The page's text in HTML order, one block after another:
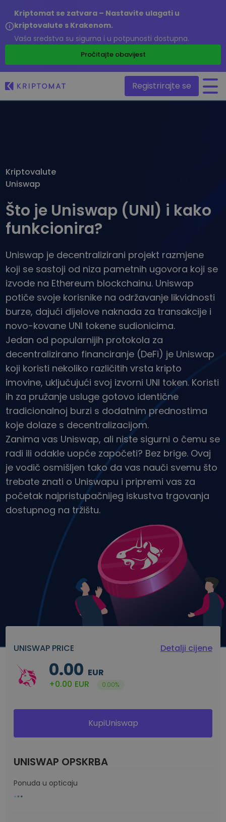
Kriptomat se zatvara – Nastavite ulagati u
kriptovalute s Krakenom.
Vaša sredstva su sigurna i u potpunosti dostupna.
Pročitajte obavijest
Pronađite mogućnosti ulaganja
Nedavno dodani
Da ste investirali 100 eura u…
...danas biste imali
Kupite i prodajte kriptovalute
Kupite preko 300 kriptovaluta
Razmjenite kriptovalute
Više od 1000 parova
Inteligentni portfelji
Kriptomat novčanik
Siguran i jednostavan kripto novčanik
Istraživač ulaganja
Pronađi svoju kripto strategiju
KriptoEarn
Trezor
Uštedite kriptovalute za svoju budućnost
Ponavljajuća kupnja
Redovita planirana ulaganja (DCA)
Upozorenja o cijenama
Stalna ažuriranja cijena vaših omiljenih tokena
Otkrijte prilike za ulaganje
Analitika portfelja
Pametni uvidi za optimalnu izvedbu
Registrirajte se
/
Kriptovalute
Uniswap
Što je Uniswap (UNI) i kako
funkcionira?
Uniswap je decentralizirani projekt razmjene
koji se sastoji od niza pametnih ugovora koji se
izvode na Ethereum blockchainu. Uniswap
potiče svoje korisnike na održavanje likvidnosti
burze, dajući dijelove naknada za transakcije i
novo-kovane UNI tokene sudionicima.
Jedan od popularnijih protokola za
decentralizirano financiranje (DeFi) je Uniswap
koji koristi nekoliko različitih vrsta kripto
imovine, uključujući svoj izvorni UNI token. Koristi
ih za pružanje usluge gotovo identične
tradicionalnoj burzi s dodatnim prednostima
koje dolaze s decentralizacijom.
Zanima vas Uniswap, ali niste sigurni o čemu se
radi ili odakle uopće započeti? Bez brige. Ovaj
je vodič osmišljen tako da vas nauči svemu što
trebate znati o Uniswapu i pripremi vas za
početak najpristupačnijeg iskustva trgovanja
dostupnog na tržištu.
UNISWAP PRICE Detalji cijene
0.00 EUR
+0.00 EUR 0.00%
KupiUniswap
UNISWAP OPSKRBA
Ponuda u opticaju